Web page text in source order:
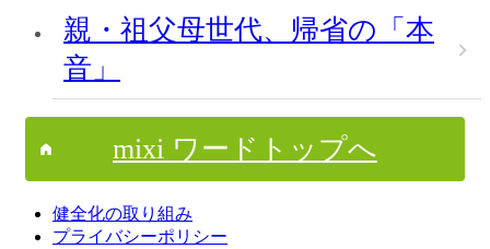
親・祖父母世代、帰省の「本
音」
mixi ワードトップへ
健全化の取り組み
プライバシーポリシー